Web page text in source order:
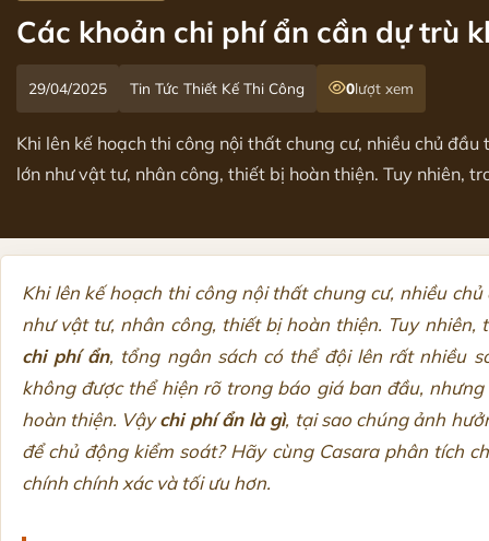
Các khoản chi phí ẩn cần dự trù
29/04/2025 Tin Tức Thiết Kế Thi Công 0lượt xem
Khi lên kế hoạch thi công nội thất chung cư, nhiều chủ
lớn như vật tư, nhân công, thiết bị hoàn thiện. Tuy nhiên,
Khi lên kế hoạch thi công nội thất chung cư, nhiều
như vật tư, nhân công, thiết bị hoàn thiện. Tuy
chi phí ẩn, tổng ngân sách có thể đội lên rất nhiều
không được thể hiện rõ trong báo giá ban đầu,
hoàn thiện. Vậychi phí ẩn là gì, tại sao chúng ảnh
để chủ động kiểm soát? Hãy cùng Casara phân tích
chính chính xác và tối ưu hơn.